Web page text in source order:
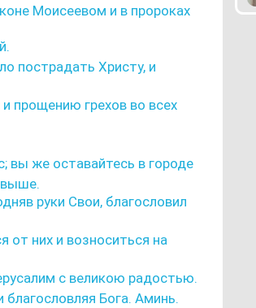
Моисеевом и в пророках
пострадать Христу, и
прощению грехов во всех
вы же оставайтесь в городе
руки Свои, благословил
от них и возноситься на
с великою радостью.
благословляя Бога. Аминь.